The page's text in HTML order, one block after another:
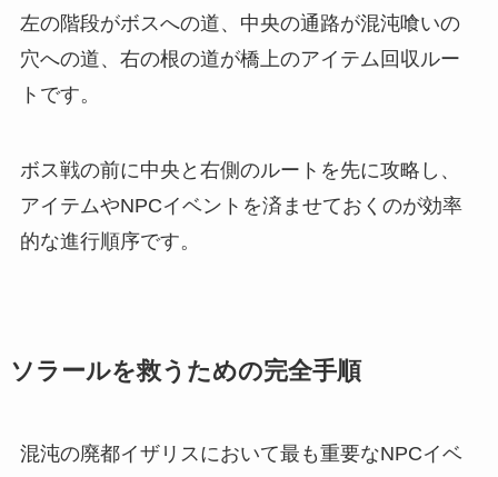
左の階段がボスへの道、中央の通路が混沌喰いの
穴への道、右の根の道が橋上のアイテム回収ルー
トです。
ボス戦の前に中央と右側のルートを先に攻略し、
アイテムやNPCイベントを済ませておくのが効率
的な進行順序です。
ソラールを救うための完全手順
混沌の廃都イザリスにおいて最も重要なNPCイベ